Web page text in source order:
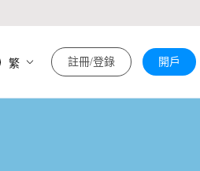
繁 註冊/登錄 開戶